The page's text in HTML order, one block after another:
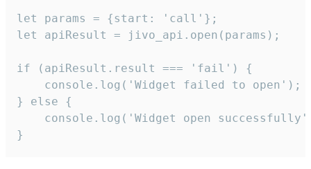
let params = {start: 'call'};
let apiResult = jivo_api.open(params);
if (apiResult.result === 'fail') {
    console.log('Widget failed to open');
} else {
console.log('Widget open
}